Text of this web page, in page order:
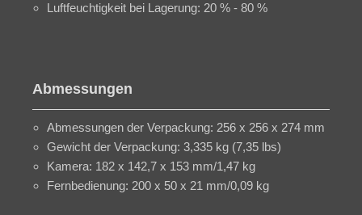
Luftfeuchtigkeit bei Lagerung: 20 % - 80 %
Abmessungen
Abmessungen der Verpackung: 256 x 256 x 274 mm
Gewicht der Verpackung: 3,335 kg (7,35 lbs)
Kamera: 182 x 142,7 x 153 mm/1,47 kg
Fernbedienung: 200 x 50 x 21 mm/0,09 kg